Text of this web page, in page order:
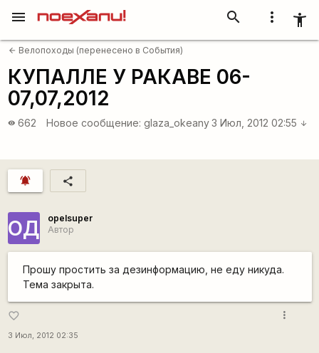
more_vert accessibility_new
search
menu
arrow_back Велопоходы (перенесено в События)
КУПАЛЛЕ У РАКАВЕ 06-
07,07,2012
visibility 662 Новое сообщение: glaza_okeany 3 Июл, 2012 02:55 arrow_downward
notifications_active share
ОД
opelsuper
Автор
Прошу простить за дезинформацию, не еду никуда.
Тема закрыта.
favorite_border
3 Июл, 2012 02:35
more_vert